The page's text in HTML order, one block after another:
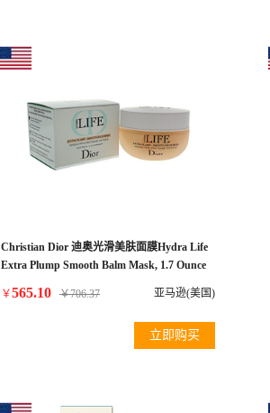
Christian Dior 迪奥光滑美肤面膜Hydra Life
Extra Plump Smooth Balm Mask, 1.7 Ounce
￥565.10 ￥706.37 亚马逊(美国)
立即购买